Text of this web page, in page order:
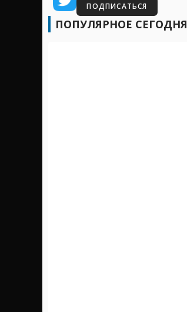
ПОДПИСАТЬСЯ
ПОПУЛЯРНОЕ СЕГОДНЯ